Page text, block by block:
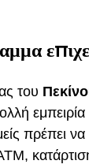
του
πρέπει